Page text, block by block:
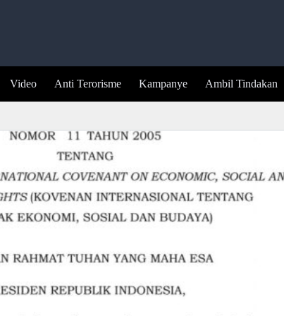
Video Anti Terorisme Kampanye Ambil Tindakan